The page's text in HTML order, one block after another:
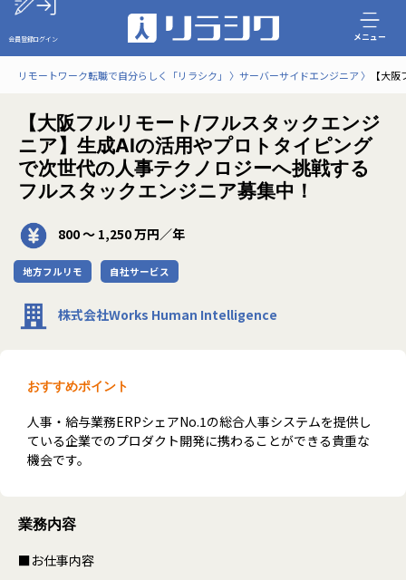
会員登録ログイン メニュー
リモートワーク転職で自分らしく「リラシク」 サーバーサイドエンジニア 【大
【大阪フルリモート/フルスタックエンジ
ニア】生成AIの活用やプロトタイピング
で次世代の人事テクノロジーへ挑戦する
フルスタックエンジニア募集中！
800 〜 1,250 万円／年
地方フルリモ 自社サービス
株式会社Works Human Intelligence
おすすめポイント
人事・給与業務ERPシェアNo.1の総合人事システムを提供し
ている企業でのプロダクト開発に携わることができる貴重な
機会です。
業務内容
■お仕事内容